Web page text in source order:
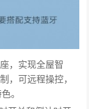
，实现全屋智
，可远程操控，
。